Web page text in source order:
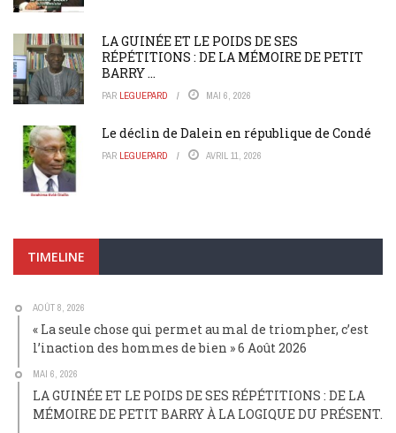
LA GUINÉE ET LE POIDS DE SES
RÉPÉTITIONS : DE LA MÉMOIRE DE PETIT
BARRY ...
PAR LEGUEPARD MAI 6, 2026
Le déclin de Dalein en république de Condé
PAR LEGUEPARD AVRIL 11, 2026
TIMELINE
AOÛT 8, 2026
« La seule chose qui permet au mal de triompher, c’est
l’inaction des hommes de bien » 6 Août 2026
MAI 6, 2026
LA GUINÉE ET LE POIDS DE SES RÉPÉTITIONS : DE LA
MÉMOIRE DE PETIT BARRY À LA LOGIQUE DU PRÉSENT.